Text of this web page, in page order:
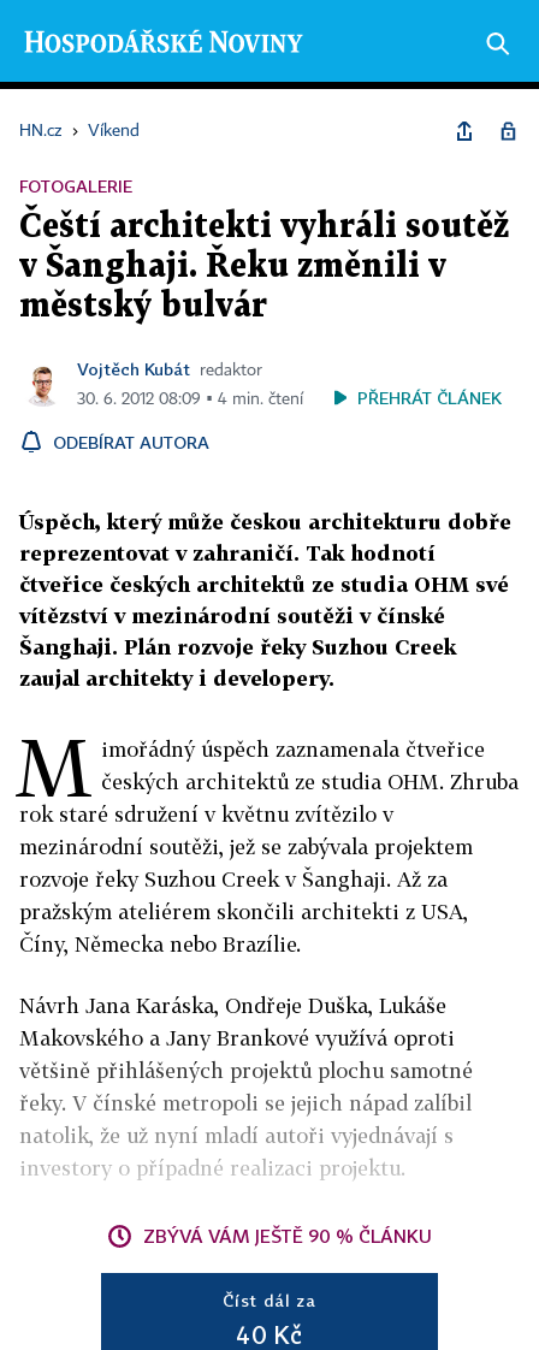
HN.cz › Víkend
FOTOGALERIE
Čeští architekti vyhráli soutěž
v Šanghaji. Řeku změnili v
městský bulvár
Vojtěch Kubát
redaktor
30. 6. 2012 08:09 ▪ 4 min. čtení
PŘEHRÁT ČLÁNEK
ODEBÍRAT AUTORA
Úspěch, který může českou architekturu dobře
reprezentovat v zahraničí. Tak hodnotí
čtveřice českých architektů ze studia OHM své
vítězství v mezinárodní soutěži v čínské
Šanghaji. Plán rozvoje řeky Suzhou Creek
zaujal architekty i developery.
M imořádný úspěch zaznamenala čtveřice
českých architektů ze studia OHM. Zhruba
rok staré sdružení v květnu zvítězilo v
mezinárodní soutěži, jež se zabývala projektem
rozvoje řeky Suzhou Creek v Šanghaji. Až za
pražským ateliérem skončili architekti z USA,
Číny, Německa nebo Brazílie.
Návrh Jana Karáska, Ondřeje Duška, Lukáše
Makovského a Jany Brankové využívá oproti
většině přihlášených projektů plochu samotné
řeky. V čínské metropoli se jejich nápad zalíbil
natolik, že už nyní mladí autoři vyjednávají s
investory o případné realizaci projektu.
ZBÝVÁ VÁM JEŠTĚ 90 % ČLÁNKU
Číst dál za
40 Kč